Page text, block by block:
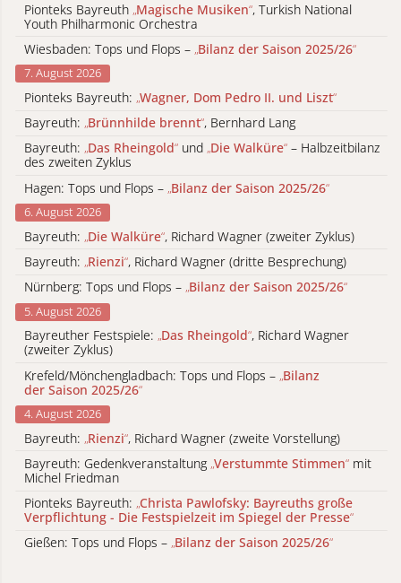
Pionteks Bayreuth „Magische Musiken“, Turkish National
Youth Philharmonic Orchestra
Wiesbaden: Tops und Flops – „Bilanz der Saison 2025/26“
7. August 2026
Pionteks Bayreuth: „Wagner, Dom Pedro II. und Liszt“
Bayreuth: „Brünnhilde brennt“, Bernhard Lang
Bayreuth: „Das Rheingold“ und „Die Walküre“ – Halbzeitbilanz
des zweiten Zyklus
Hagen: Tops und Flops – „Bilanz der Saison 2025/26“
6. August 2026
Bayreuth: „Die Walküre“, Richard Wagner (zweiter Zyklus)
Bayreuth: „Rienzi“, Richard Wagner (dritte Besprechung)
Nürnberg: Tops und Flops – „Bilanz der Saison 2025/26“
5. August 2026
Bayreuther Festspiele: „Das Rheingold“, Richard Wagner
(zweiter Zyklus)
Krefeld/Mönchengladbach: Tops und Flops – „Bilanz
der Saison 2025/26“
4. August 2026
Bayreuth: „Rienzi“, Richard Wagner (zweite Vorstellung)
Bayreuth: Gedenkveranstaltung „Verstummte Stimmen“ mit
Michel Friedman
Pionteks Bayreuth: „Christa Pawlofsky: Bayreuths große
Verpflichtung - Die Festspielzeit im Spiegel der Presse“
Gießen: Tops und Flops – „Bilanz der Saison 2025/26“